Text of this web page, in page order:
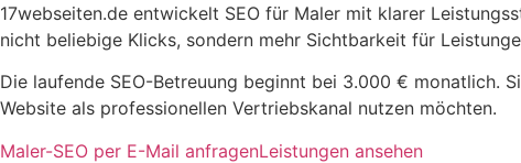
17webseiten.de entwickelt SEO für Maler mit klarer
nicht beliebige Klicks, sondern mehr Sichtbarkeit für
Die laufende SEO-Betreuung beginnt bei 3.000 € monatlich.
Website als professionellen Vertriebskanal nutzen möchten.
Maler-SEO per E-Mail anfragenLeistungen ansehen